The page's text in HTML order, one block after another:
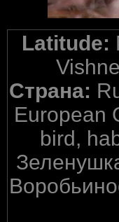
Latitude:
Страна:
European
bird,